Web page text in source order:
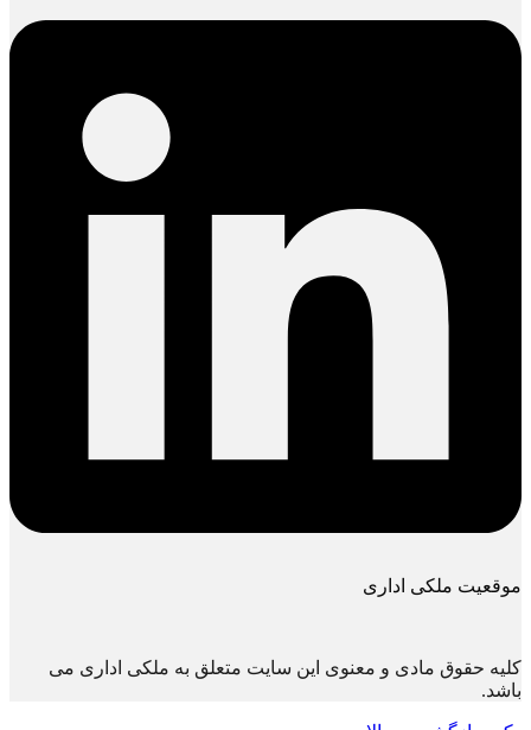
موقعیت ملکی اداری
کلیه حقوق مادی و معنوی این سایت متعلق به ملکی اداری می
باشد.